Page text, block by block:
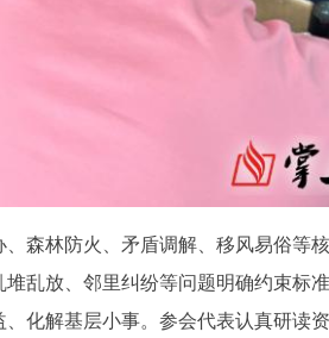
森林防火、矛盾调解、移风易俗等
乱放、邻里纠纷等问题明确约束标
化解基层小事。参会代表认真研读